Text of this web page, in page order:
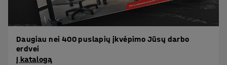
Daugiau nei 400 puslapių įkvėpimo Jūsų darbo
erdvei
Į katalogą